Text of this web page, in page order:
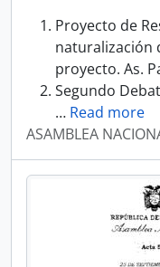
Proyecto de
naturalización
proyecto. As.
Segundo
… Read more
ASAMBLEA